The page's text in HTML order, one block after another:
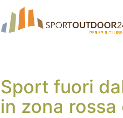
Sport fuori
in zona